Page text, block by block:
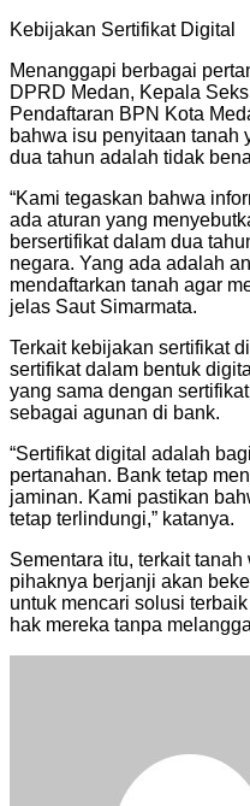
Kebijakan Sertifikat Digital
Menanggapi berbagai
DPRD Medan, Kepala
Pendaftaran BPN Kota
bahwa isu penyitaan tanah
dua tahun adalah tidak
“Kami tegaskan bahwa
ada aturan yang
bersertifikat dalam dua
negara. Yang ada adalah
mendaftarkan tanah agar
jelas Saut Simarmata.
Terkait kebijakan sertifikat
sertifikat dalam bentuk
yang sama dengan
sebagai agunan di bank.
“Sertifikat digital adalah
pertanahan. Bank tetap
jaminan. Kami pastikan
tetap terlindungi,” katanya.
Sementara itu, terkait
pihaknya berjanji akan
untuk mencari solusi
hak mereka tanpa